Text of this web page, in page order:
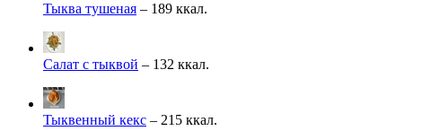
Тыква тушеная – 189 ккал.
Салат с тыквой – 132 ккал.
Тыквенный кекс – 215 ккал.